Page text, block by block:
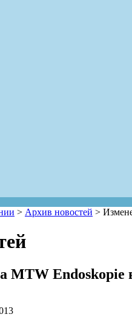
> Архив новостей >
MTW Endoskopie